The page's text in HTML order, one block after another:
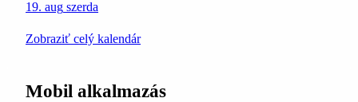
19. aug szerda
Zobraziť celý kalendár
Mobil alkalmazás